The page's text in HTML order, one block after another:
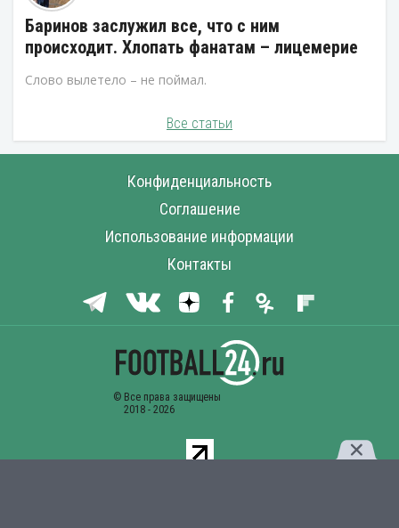
Баринов заслужил все, что с ним
происходит. Хлопать фанатам – лицемерие
Слово вылетело – не поймал.
Все статьи
Конфиденциальность
Соглашение
Использование информации
Контакты